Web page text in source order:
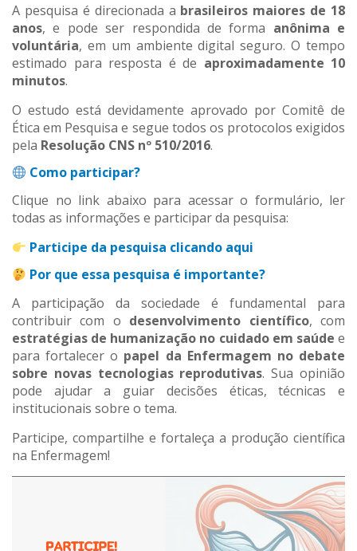
A pesquisa é direcionada a brasileiros maiores de 18
anos, e pode ser respondida de forma anônima e
voluntária, em um ambiente digital seguro. O tempo
estimado para resposta é de aproximadamente 10
minutos.
O estudo está devidamente aprovado por Comitê de
Ética em Pesquisa e segue todos os protocolos exigidos
pela Resolução CNS nº 510/2016.
Como participar?
Clique no link abaixo para acessar o formulário, ler
todas as informações e participar da pesquisa:
Participe da pesquisa clicando aqui
Por que essa pesquisa é importante?
A participação da sociedade é fundamental para
contribuir com o desenvolvimento científico, com
estratégias de humanização no cuidado em saúde e
para fortalecer o papel da Enfermagem no debate
sobre novas tecnologias reprodutivas. Sua opinião
pode ajudar a guiar decisões éticas, técnicas e
institucionais sobre o tema.
Participe, compartilhe e fortaleça a produção científica
na Enfermagem!